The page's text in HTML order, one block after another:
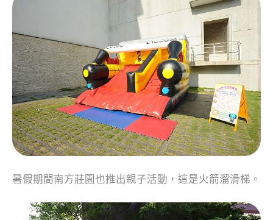
暑假期間南方莊園也推出親子活動，這是火箭溜滑梯。